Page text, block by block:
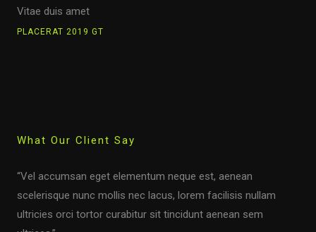
Vitae duis amet
PLACERAT 2019 GT
What Our Client Say
“Vel accumsan eget elementum neque est, aenean
scelerisque nunc mollis nec lacus, lorem facilisis nullam
ultricies orci tortor curabitur sit tincidunt aenean sem